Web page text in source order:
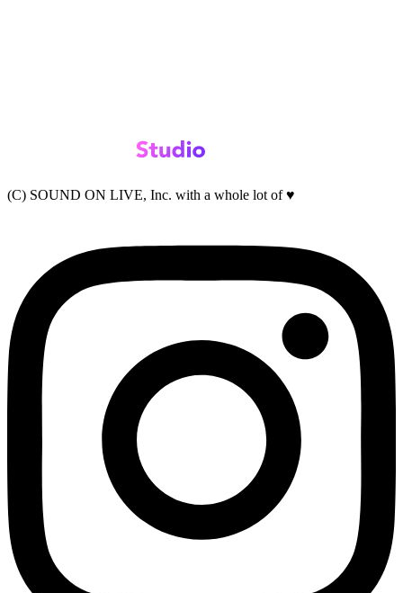
(C) SOUND ON LIVE, Inc. with a whole lot of ♥